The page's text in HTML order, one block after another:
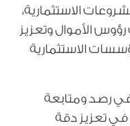
الاستثمارية،
الأموال وتعزيز
الاستثمارية
في رصد ومتابعة
في تعزيز دقة